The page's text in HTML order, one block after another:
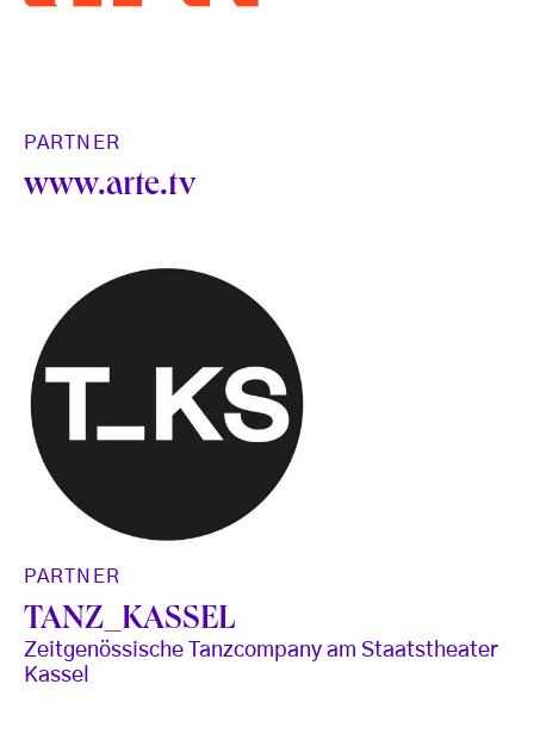
PARTNER
www.arte.tv
PARTNER
TANZ_KASSEL
Zeitgenössische Tanzcompany am Staatstheater
Kassel